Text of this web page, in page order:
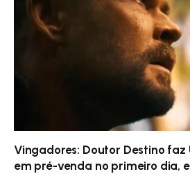
Vingadores: Doutor Destino faz
em pré-venda no primeiro dia,